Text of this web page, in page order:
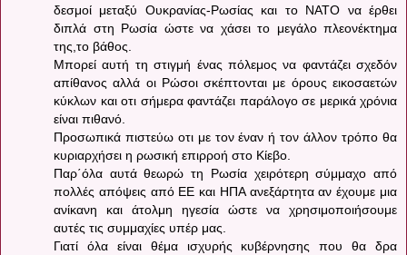
δεσμοί μεταξύ Ουκρανίας-Ρωσίας και το ΝΑΤΟ να έρθει
διπλά στη Ρωσία ώστε να χάσει το μεγάλο πλεονέκτημα
της,το βάθος.
Μπορεί αυτή τη στιγμή ένας πόλεμος να φαντάζει σχεδόν
απίθανος αλλά οι Ρώσοι σκέπτονται με όρους εικοσαετών
κύκλων και οτι σήμερα φαντάζει παράλογο σε μερικά χρόνια
είναι πιθανό.
Προσωπικά πιστεύω οτι με τον έναν ή τον άλλον τρόπο θα
κυριαρχήσει η ρωσική επιρροή στο Κίεβο.
Παρ΄όλα αυτά θεωρώ τη Ρωσία χειρότερη σύμμαχο από
πολλές απόψεις από ΕΕ και ΗΠΑ ανεξάρτητα αν έχουμε μια
ανίκανη και άτολμη ηγεσία ώστε να χρησιμοποιήσουμε
αυτές τις συμμαχίες υπέρ μας.
Γιατί όλα είναι θέμα ισχυρής κυβέρνησης που θα δρα